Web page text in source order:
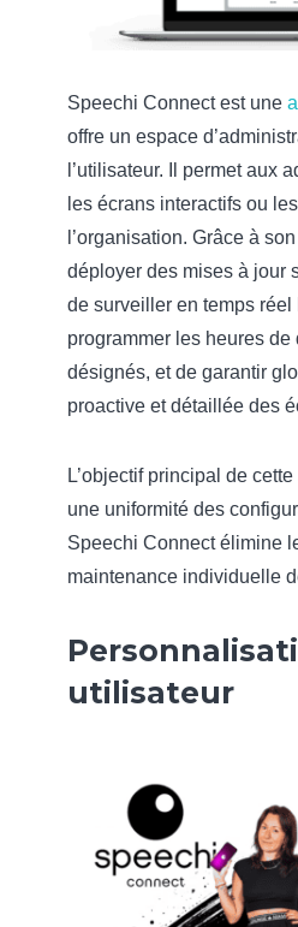
Speechi Connect est une
offre un espace
l’utilisateur. Il permet aux
les écrans interactifs ou
l’organisation. Grâce à
déployer des mises à jour
de surveiller en temps réel
programmer les heures de
désignés, et de garantir
proactive et détaillée des
L’objectif principal de
une uniformité des
Speechi Connect élimine
maintenance individuelle
utilisateur